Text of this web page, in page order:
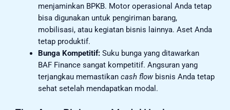
menjaminkan BPKB. Motor operasional Anda tetap
bisa digunakan untuk pengiriman barang,
mobilisasi, atau kegiatan bisnis lainnya. Aset Anda
tetap produktif.
Bunga Kompetitif:Suku bunga yang ditawarkan
BAF Finance sangat kompetitif. Angsuran yang
terjangkau memastikan cash flowbisnis Anda tetap
sehat setelah mendapatkan modal.